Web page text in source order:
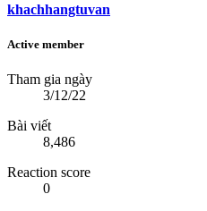
khachhangtuvan
Active member
Tham gia ngày
3/12/22
Bài viết
8,486
Reaction score
0